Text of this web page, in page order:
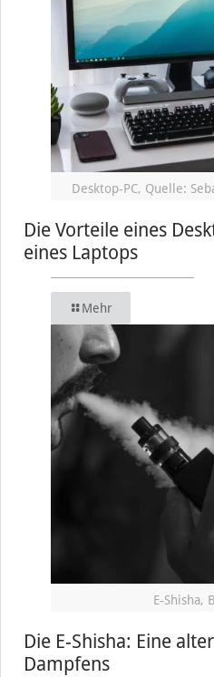
Desktop-PC, Quelle:
Die Vorteile eines
eines Laptops
Mehr
E-Shisha,
Die E-Shisha: Eine
Dampfens